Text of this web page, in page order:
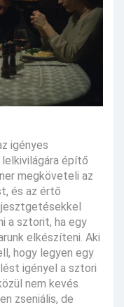
igényes
lelkivilágára építő
megköveteli az
és az értő
a sztorit, ha egy
elkészíteni. Aki
hogy legyen egy
igényel a sztori
nem kevés
zseniális, de